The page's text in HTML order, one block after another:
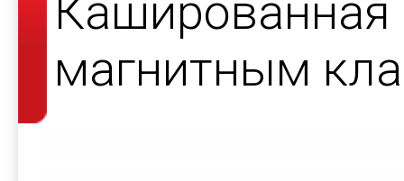
Кашированная
магнитным